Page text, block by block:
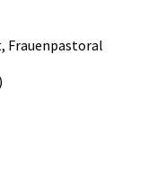
Frauenpastoral